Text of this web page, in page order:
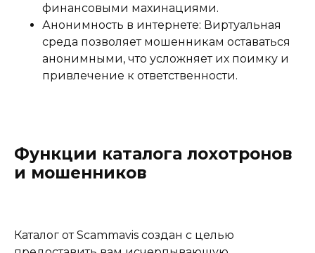
финансовыми махинациями.
Анонимность в интернете: Виртуальная
среда позволяет мошенникам оставаться
анонимными, что усложняет их поимку и
привлечение к ответственности.
Функции каталога лохотронов
и мошенников
Каталог от Scammavis создан с целью